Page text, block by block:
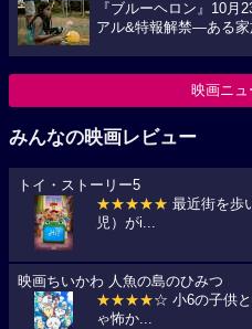
『ブルーヘロン』10月
アル&特報解禁―ある家
映画ニュ
みんなの映画レビュー
トイ・ストーリー5
★★★★★ 最近街を歩
児）がi...
映画ちいかわ 人魚の島のひみつ
★★★★☆ 小6の子供
ゃ怖か...